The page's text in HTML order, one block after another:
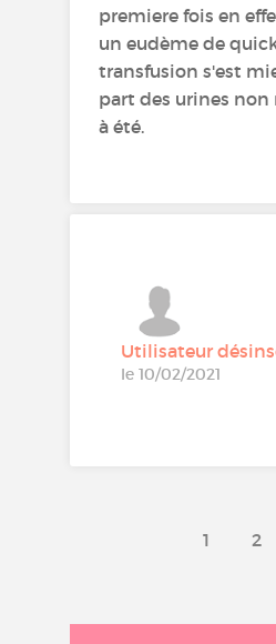
premiere fois en
un eudème de
transfusion s'est
part des urines non
à été.
Utilisateur
le 10/02/2021
1 2